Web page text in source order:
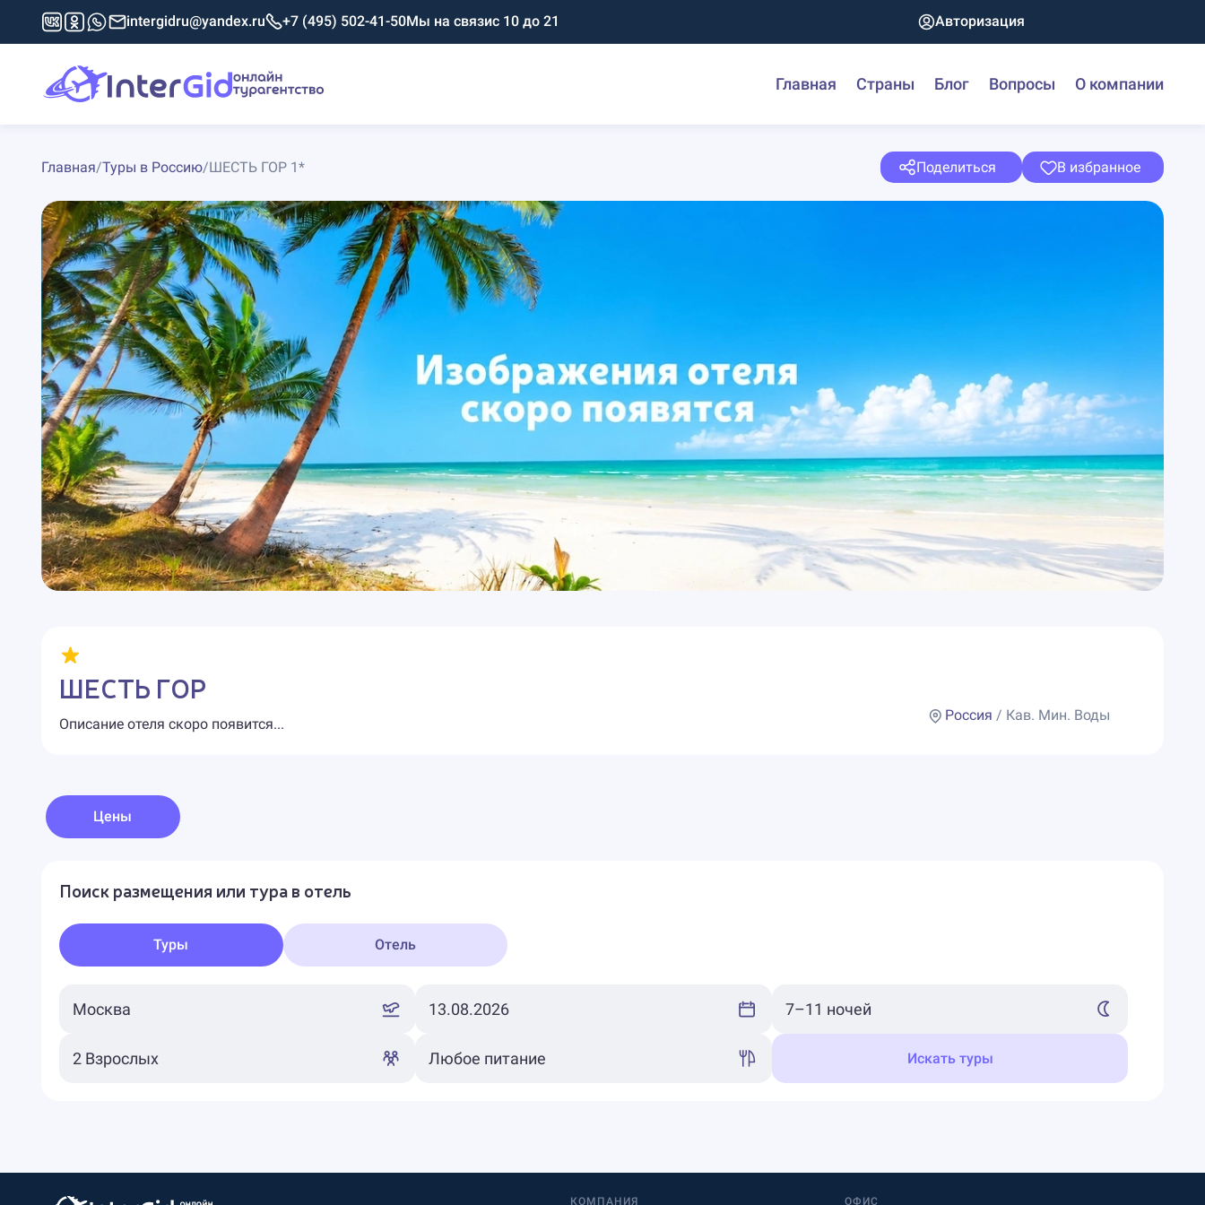
intergidru@yandex.ru +7 (495) 502-41-50Мы на связис 10 до 21 Авторизация
Главная Страны Блог Вопросы О компании
Главная/Туры в Россию/ШЕСТЬ ГОР 1* Поделиться В избранное
ШЕСТЬ ГОР
Описание отеля скоро появится...
Россия / Кав. Мин. Воды
Цены
Поиск размещения или тура в отель
Туры Отель
Искать туры
КОМПАНИЯ ОФИС